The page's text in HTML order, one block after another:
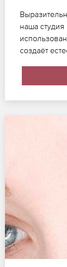
наша
создаёт